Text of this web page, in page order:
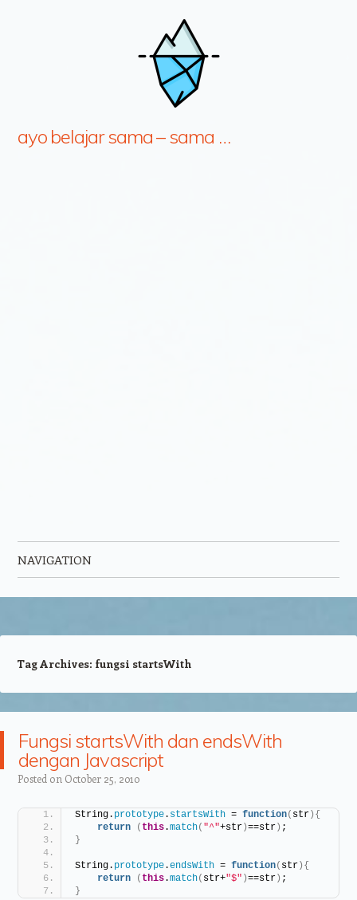
ayo belajar sama – sama …
NAVIGATION
Tag Archives: fungsi startsWith
Fungsi startsWith dan endsWith
dengan Javascript
Posted on October 25, 2010
String. prototype. startsWith = function( str) {
return
( this.match( "^"+str)==str) ;
}
String. prototype.endsWith = function( str) {
return
( this.match( str+"$" )==str) ;
}